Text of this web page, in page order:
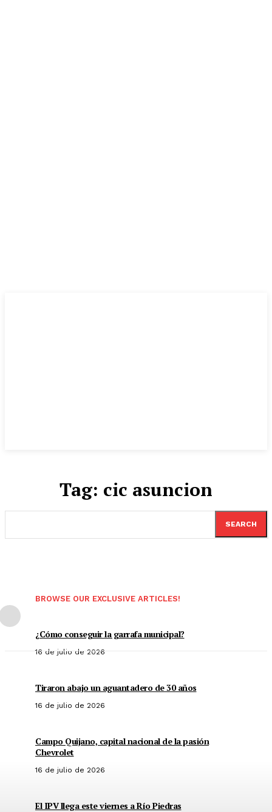
Tag: cic asuncion
SEARCH
BROWSE OUR EXCLUSIVE ARTICLES!
¿Cómo conseguir la garrafa municipal?
16 de julio de 2026
Tiraron abajo un aguantadero de 30 años
16 de julio de 2026
Campo Quijano, capital nacional de la pasión
Chevrolet
16 de julio de 2026
El IPV llega este viernes a Río Piedras